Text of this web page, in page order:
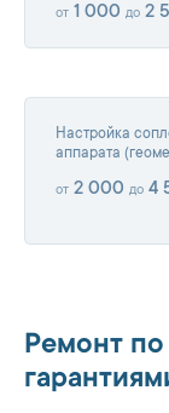
от 1 000 до 2
Настройка
аппарата
от 2 000 до 4
Ремонт